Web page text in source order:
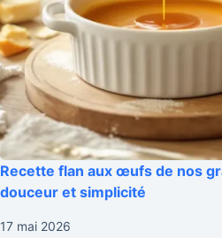
Recette flan aux œufs de nos
douceur et simplicité
17 mai 2026